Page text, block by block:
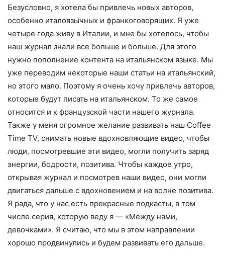
Безусловно, я хотела бы привлечь новых авторов,
особенно италоязычных и франкоговорящих. Я уже
четыре года живу в Италии, и мне бы хотелось, чтобы
наш журнал знали все больше и больше. Для этого
нужно пополнение контента на итальянском языке. Мы
уже переводим некоторые наши статьи на итальянский,
но этого мало. Поэтому я очень хочу привлечь авторов,
которые будут писать на итальянском. То же самое
относится и к французской части нашего журнала.
Также у меня огромное желание развивать наш Coffee
Time TV, снимать новые вдохновляющие видео, чтобы
люди, посмотревшие эти видео, могли получить заряд
энергии, бодрости, позитива. Чтобы каждое утро,
открывая журнал и посмотрев наши видео, они могли
двигаться дальше с вдохновением и на волне позитива.
Я рада, что у нас есть прекрасные подкасты, в том
числе серия, которую веду я — «Между нами,
девочками». Я считаю, что мы в этом направлении
хорошо продвинулись и будем развивать его дальше.